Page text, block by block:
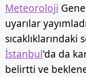
Meteoroloji
uyarılar
İstanbul'da da
belirtti ve